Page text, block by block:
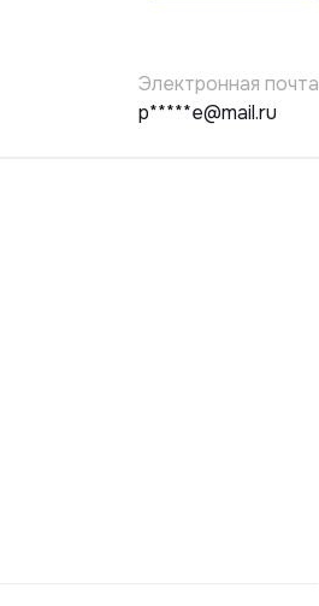
Электронная почта
p*****e@mail.ru